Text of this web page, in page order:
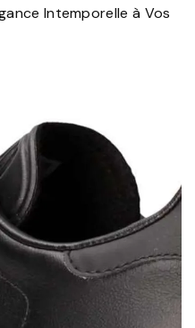
Intemporelle à Vos